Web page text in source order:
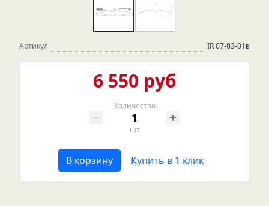
Артикул IR 07-03-01в
6 550 руб
Количество
шт
В корзину Купить в 1 клик